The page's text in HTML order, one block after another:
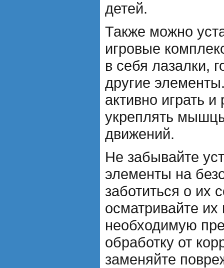
детей.
Также можно
игровые
в себя лазалки,
другие
активно играть и
укреплять
движений.
Не забывайте
элементы на
заботиться о их
осматривайте их
необходимую
обработку от
заменяйте